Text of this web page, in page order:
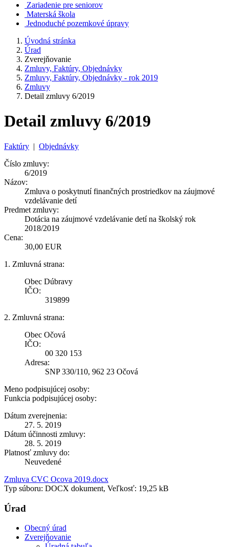
Zariadenie pre seniorov
Materská škola
Jednoduché pozemkové úpravy
Úvodná stránka
Úrad
Zverejňovanie
Zmluvy, Faktúry, Objednávky
Zmluvy, Faktúry, Objednávky - rok 2019
Zmluvy
Detail zmluvy 6/2019
Detail zmluvy 6/2019
Faktúry | Objednávky
Číslo zmluvy:
6/2019
Názov:
Zmluva o poskytnutí finančných prostriedkov na záujmové
vzdelávanie detí
Predmet zmluvy:
Dotácia na záujmové vzdelávanie detí na školský rok
2018/2019
Cena:
30,00 EUR
1. Zmluvná strana:
Obec Dúbravy
IČO:
319899
2. Zmluvná strana:
Obec Očová
IČO:
00 320 153
Adresa:
SNP 330/110, 962 23 Očová
Meno podpisujúcej osoby:
Funkcia podpisujúcej osoby:
Dátum zverejnenia:
27. 5. 2019
Dátum účinnosti zmluvy:
28. 5. 2019
Platnosť zmluvy do:
Neuvedené
Zmluva CVC Ocova 2019.docx
Typ súboru: DOCX dokument, Veľkosť: 19,25 kB
Úrad
Obecný úrad
Zverejňovanie